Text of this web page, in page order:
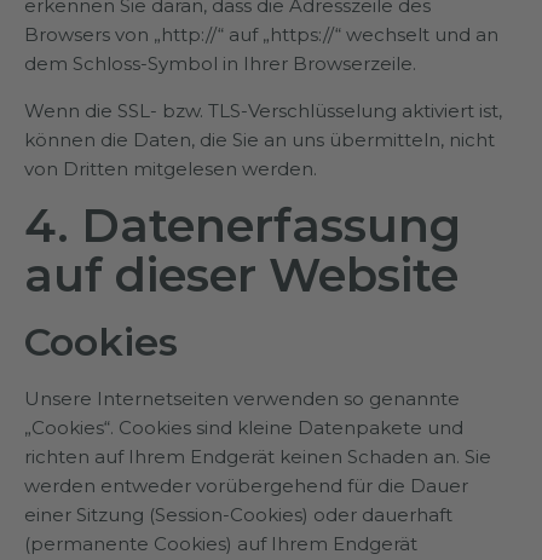
erkennen Sie daran, dass die Adresszeile des
Browsers von „http://“ auf „https://“ wechselt und an
dem Schloss-Symbol in Ihrer Browserzeile.
Wenn die SSL- bzw. TLS-Verschlüsselung aktiviert ist,
können die Daten, die Sie an uns übermitteln, nicht
von Dritten mitgelesen werden.
4. Datenerfassung
auf dieser Website
Cookies
Unsere Internetseiten verwenden so genannte
„Cookies“. Cookies sind kleine Datenpakete und
richten auf Ihrem Endgerät keinen Schaden an. Sie
werden entweder vorübergehend für die Dauer
einer Sitzung (Session-Cookies) oder dauerhaft
(permanente Cookies) auf Ihrem Endgerät